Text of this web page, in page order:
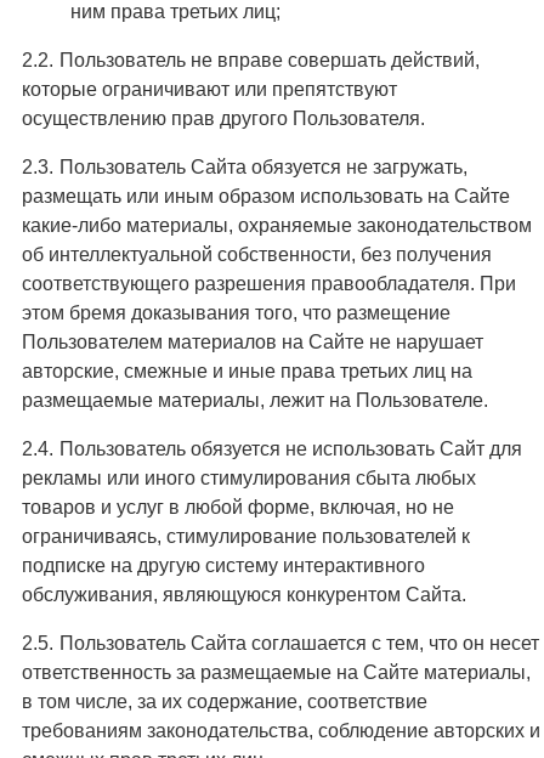
ним права третьих лиц;
Пользователь не вправе совершать действий,
которые ограничивают или препятствуют
осуществлению прав другого Пользователя.
Пользователь Сайта обязуется не загружать,
размещать или иным образом использовать на Сайте
какие-либо материалы, охраняемые законодательством
об интеллектуальной собственности, без получения
соответствующего разрешения правообладателя. При
этом бремя доказывания того, что размещение
Пользователем материалов на Сайте не нарушает
авторские, смежные и иные права третьих лиц на
размещаемые материалы, лежит на Пользователе.
Пользователь обязуется не использовать Сайт для
рекламы или иного стимулирования сбыта любых
товаров и услуг в любой форме, включая, но не
ограничиваясь, стимулирование пользователей к
подписке на другую систему интерактивного
обслуживания, являющуюся конкурентом Сайта.
Пользователь Сайта соглашается с тем, что он несет
ответственность за размещаемые на Сайте материалы,
в том числе, за их содержание, соответствие
требованиям законодательства, соблюдение авторских и